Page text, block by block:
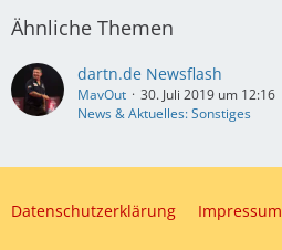
Ähnliche Themen
dartn.de Newsflash
MavOut
30. Juli 2019 um 12:16
News & Aktuelles: Sonstiges
Datenschutzerklärung Impressum